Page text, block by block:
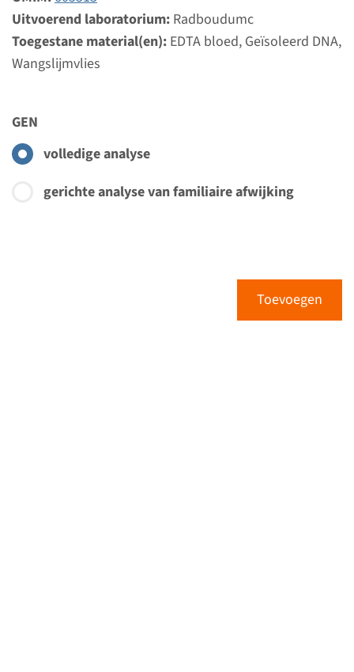
Uitvoerend laboratorium: Radboudumc
Toegestane material(en): EDTA bloed, Geïsoleerd DNA,
Wangslijmvlies
GEN
volledige analyse
gerichte analyse van familiaire afwijking
Toevoegen